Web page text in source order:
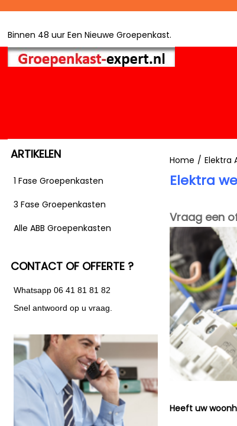
Binnen 48 uur Een Nieuwe Groepenkast.
ARTIKELEN
1 Fase Groepenkasten
3 Fase Groepenkasten
Alle ABB Groepenkasten
CONTACT OF OFFERTE ?
Whatsapp 06 41 81 81 82
Snel antwoord op u vraag.
Home / Elektra
Elektra
Vraag een
Heeft uw